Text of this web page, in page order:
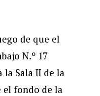
de que el
N.º 17
Sala II de la
el fondo de la